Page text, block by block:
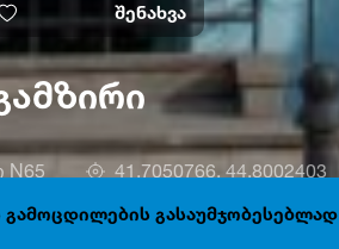
შენახვა
N65 41.7050766, 44.8002403
გამოცდილების გასაუმჯობესებლად